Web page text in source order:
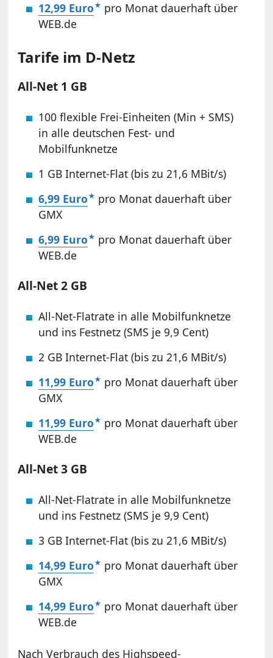
12,99 Euro
pro Monat dauerhaft über
WEB.de
Tarife im D-Netz
All-Net 1 GB
100 flexible Frei-Einheiten (Min + SMS)
in alle deutschen Fest- und
Mobilfunknetze
1 GB Internet-Flat (bis zu 21,6 MBit/s)
6,99 Euro
pro Monat dauerhaft über
GMX
6,99 Euro
pro Monat dauerhaft über
WEB.de
All-Net 2 GB
All-Net-Flatrate in alle Mobilfunknetze
und ins Festnetz (SMS je 9,9 Cent)
2 GB Internet-Flat (bis zu 21,6 MBit/s)
11,99 Euro
pro Monat dauerhaft über
GMX
11,99 Euro
pro Monat dauerhaft über
WEB.de
All-Net 3 GB
All-Net-Flatrate in alle Mobilfunknetze
und ins Festnetz (SMS je 9,9 Cent)
3 GB Internet-Flat (bis zu 21,6 MBit/s)
14,99 Euro
pro Monat dauerhaft über
GMX
14,99 Euro
pro Monat dauerhaft über
WEB.de
Nach Verbrauch des Highspeed-